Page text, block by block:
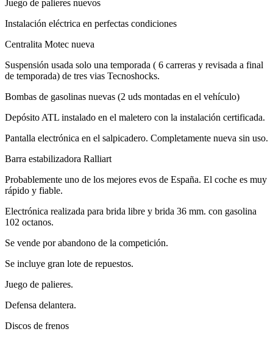
Instalación eléctrica en perfectas condiciones
Centralita Motec nueva
Suspensión usada solo una temporada ( 6 carreras y revisada a final
de temporada) de tres vias Tecnoshocks.
Bombas de gasolinas nuevas (2 uds montadas en el vehículo)
Depósito ATL instalado en el maletero con la instalación certificada.
Pantalla electrónica en el salpicadero. Completamente nueva sin uso.
Barra estabilizadora Ralliart
Probablemente uno de los mejores evos de España. El coche es muy
rápido y fiable.
Electrónica realizada para brida libre y brida 36 mm. con gasolina
102 octanos.
Se vende por abandono de la competición.
Se incluye gran lote de repuestos.
Juego de palieres.
Defensa delantera.
Discos de frenos
Pastillas de freno